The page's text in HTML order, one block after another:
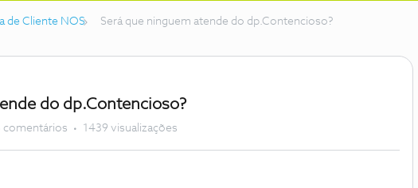
de Cliente NOS Será que ninguem atende do dp.Contencioso?
do dp.Contencioso?
comentários 1439 visualizações